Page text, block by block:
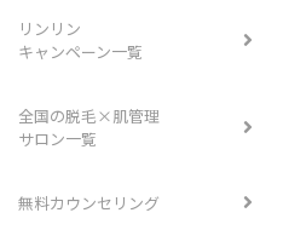
リンリン
キャンペーン一覧
全国の脱毛×肌管理
サロン一覧
無料カウンセリング